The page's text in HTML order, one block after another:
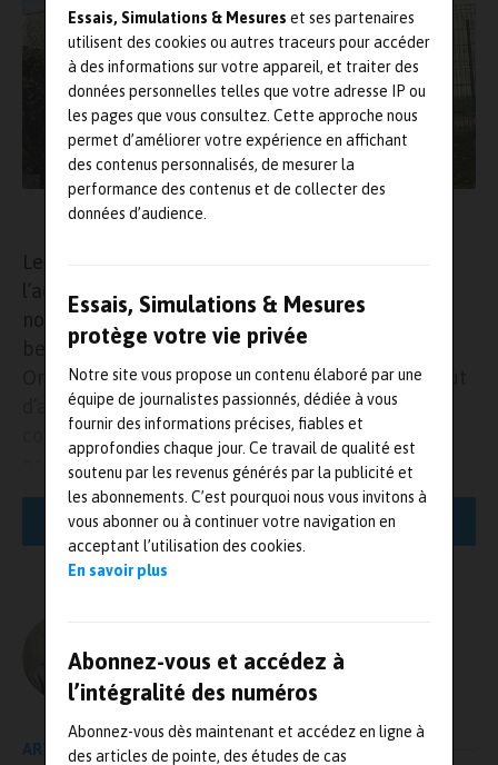
Essais, Simulations & Mesures et ses partenaires
utilisent des cookies ou autres traceurs pour accéder
à des informations sur votre appareil, et traiter des
données personnelles telles que votre adresse IP ou
les pages que vous consultez. Cette approche nous
permet d’améliorer votre expérience en affichant
des contenus personnalisés, de mesurer la
performance des contenus et de collecter des
données d’audience.
Essais, Simulations & Mesures
protège votre vie privée
Notre site vous propose un contenu élaboré par une
équipe de journalistes passionnés, dédiée à vous
fournir des informations précises, fiables et
approfondies chaque jour. Ce travail de qualité est
soutenu par les revenus générés par la publicité et
les abonnements. C’est pourquoi nous vous invitons à
vous abonner ou à continuer votre navigation en
acceptant l’utilisation des cookies.
En savoir plus
Abonnez-vous et accédez à
l’intégralité des numéros
Abonnez-vous dès maintenant et accédez en ligne à
des articles de pointe, des études de cas
La nouvelle équipe dirigeante
Le 1
l’acquisition d’Oros, offrant à la société de
nouvelles opportunités de développement et de
belles perspectives de croissance. Digigram et
Oros se ressemblent en de nombreux points. Tout
d’abord, leur secteur d’activité est proche :
conception et fabrication de solutions audio
professionnelles pour Digigram, conception et
fabrications de solutions de mesure de bruit et
vibration pour Oros. Ensuite, les deux sociétés ont
toutes les deux été fondées en 1985 et se situent à
moins de 4 kilomètres l’une de l’autre. Leurs
made in France mais qui réalise plus de 80 % de
son chiffre d’affaires à l’export, en B2B.
Autres similitudes, Digigram et Oros s’appuient toutes deux sur un
LIRE LA SUITE
Olivier Guillon – MRJ PRESSE
ARTICLE PRÉCÉDENT